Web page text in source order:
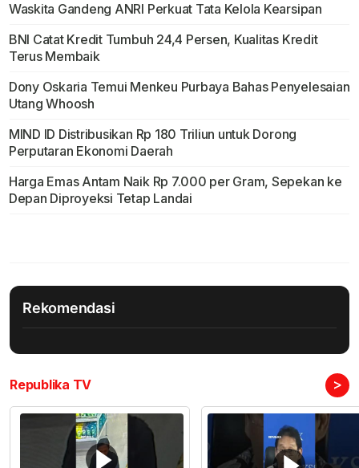
Waskita Gandeng ANRI Perkuat Tata Kelola Kearsipan
BNI Catat Kredit Tumbuh 24,4 Persen, Kualitas Kredit
Terus Membaik
Dony Oskaria Temui Menkeu Purbaya Bahas Penyelesaian
Utang Whoosh
MIND ID Distribusikan Rp 180 Triliun untuk Dorong
Perputaran Ekonomi Daerah
Harga Emas Antam Naik Rp 7.000 per Gram, Sepekan ke
Depan Diproyeksi Tetap Landai
Rekomendasi
Republika TV >